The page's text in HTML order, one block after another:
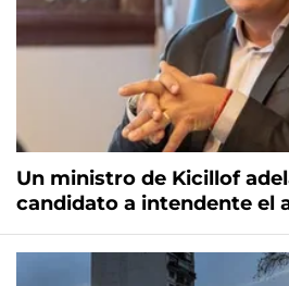
Un ministro de Kicillof
candidato a intendente el